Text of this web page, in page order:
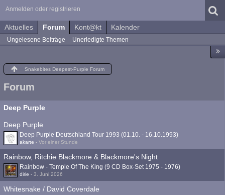
Anmelden oder registrieren
Aktuelles Forum Kont@kt Kalender
Ungelesene Beiträge Unerledigte Themen
Snakebites Deepest-Purple Forum
Forum
Deep Purple
Deep Purple
Deep Purple Deutschland Tour 1993 (01.10. - 16.10.1993)
akarte - Vor einer Stunde
Rainbow, Ritchie Blackmore & Blackmore's Night
Rainbow - Temple Of The King (9 CD Box-Set 1975 - 1976)
dirie - 3. Juni 2026
Whitesnake / David Coverdale